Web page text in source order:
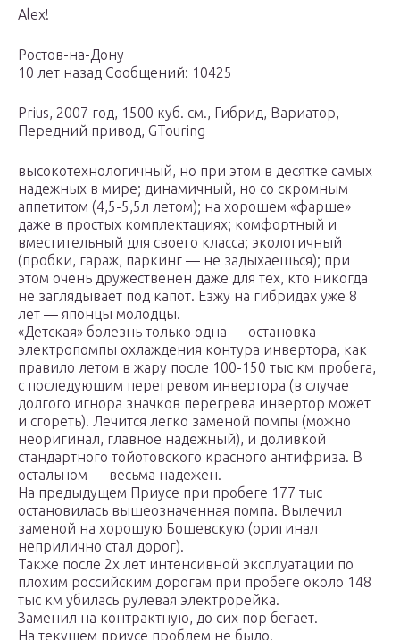
Alex!
Ростов-на-Дону
10 лет назад Сообщений: 10425
Prius, 2007 год, 1500 куб. см., Гибрид, Вариатор,
Передний привод, GTouring
высокотехнологичный, но при этом в десятке самых
надежных в мире; динамичный, но со скромным
аппетитом (4,5-5,5л летом); на хорошем «фарше»
даже в простых комплектациях; комфортный и
вместительный для своего класса; экологичный
(пробки, гараж, паркинг — не задыхаешься); при
этом очень дружественен даже для тех, кто никогда
не заглядывает под капот. Езжу на гибридах уже 8
лет — японцы молодцы.
«Детская» болезнь только одна — остановка
электропомпы охлаждения контура инвертора, как
правило летом в жару после 100-150 тыс км пробега,
с последующим перегревом инвертора (в случае
долгого игнора значков перегрева инвертор может
и сгореть). Лечится легко заменой помпы (можно
неоригинал, главное надежный), и доливкой
стандартного тойотовского красного антифриза. В
остальном — весьма надежен.
На предыдущем Приусе при пробеге 177 тыс
остановилась вышеозначенная помпа. Вылечил
заменой на хорошую Бошевскую (оригинал
неприлично стал дорог).
Также после 2х лет интенсивной эксплуатации по
плохим российским дорогам при пробеге около 148
тыс км убилась рулевая электрорейка.
Заменил на контрактную, до сих пор бегает.
На текущем приусе проблем не было.